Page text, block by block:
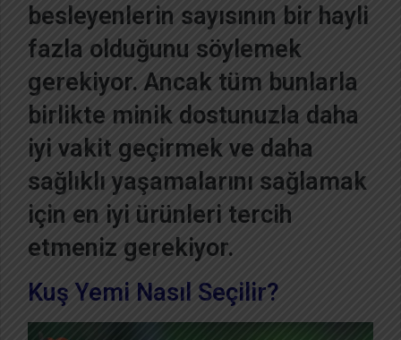
r
m
k
besleyenlerin sayısının bir hayli
fazla olduğunu söylemek
gerekiyor. Ancak tüm bunlarla
birlikte minik dostunuzla daha
iyi vakit geçirmek ve daha
sağlıklı yaşamalarını sağlamak
için en iyi ürünleri tercih
etmeniz gerekiyor.
Kuş Yemi Nasıl Seçilir?